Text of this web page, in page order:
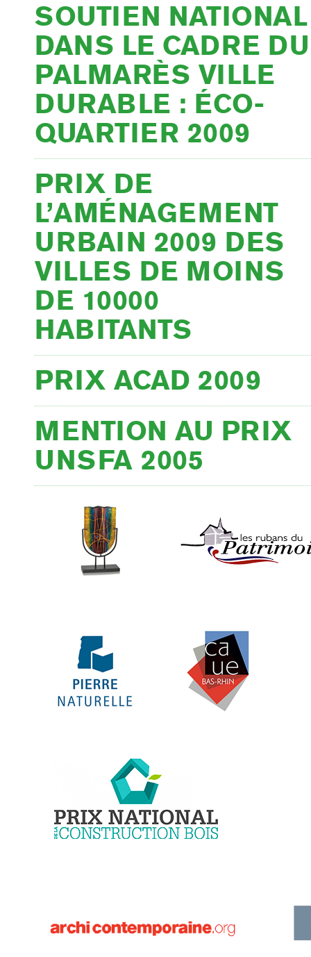
SOUTIEN NATIONAL
DANS LE CADRE DU
PALMARÈS VILLE
DURABLE : ÉCO-
QUARTIER 2009
PRIX DE
L’AMÉNAGEMENT
URBAIN 2009 DES
VILLES DE MOINS
DE 10000
HABITANTS
PRIX ACAD 2009
MENTION AU PRIX
UNSFA 2005